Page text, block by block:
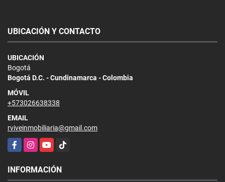
UBICACIÓN Y CONTACTO
UBICACIÓN
Bogotá
Bogotá D.C. - Cundinamarca - Colombia
MÓVIL
+573026638338
EMAIL
rviveinmobiliaria@gmail.com
FacebookInstagramYouTubeTikTok
INFORMACIÓN